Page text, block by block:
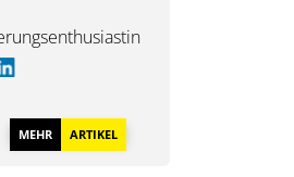
MEHR ARTIKEL